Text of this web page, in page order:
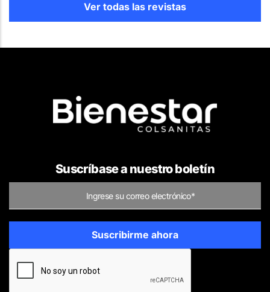
Ver todas las revistas
Suscríbase a nuestro boletín